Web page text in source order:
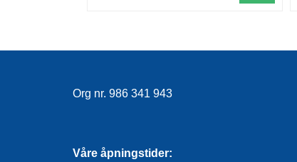
Org nr. 986 341 943
Våre åpningstider: